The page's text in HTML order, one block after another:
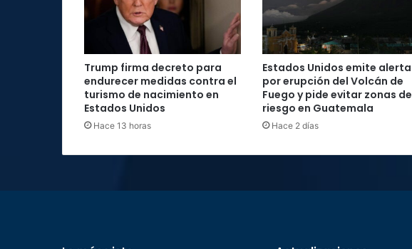
Trump firma decreto para
endurecer medidas contra el
turismo de nacimiento en
Estados Unidos
Hace 13 horas
Estados Unidos emite alerta
por erupción del Volcán de
Fuego y pide evitar zonas de
riesgo en Guatemala
Hace 2 días